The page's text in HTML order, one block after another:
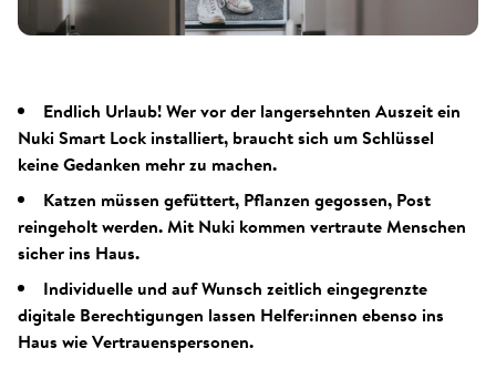
Endlich Urlaub! Wer vor der langersehnten Auszeit ein
Nuki Smart Lock installiert, braucht sich um Schlüssel
keine Gedanken mehr zu machen.
Katzen müssen gefüttert, Pflanzen gegossen, Post
reingeholt werden. Mit Nuki kommen vertraute Menschen
sicher ins Haus.
Individuelle und auf Wunsch zeitlich eingegrenzte
digitale Berechtigungen lassen Helfer:innen ebenso ins
Haus wie Vertrauenspersonen.